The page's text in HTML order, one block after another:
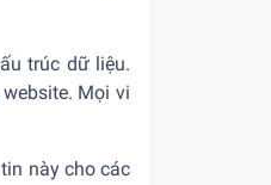
trúc dữ liệu.
Mọi vi
này cho các